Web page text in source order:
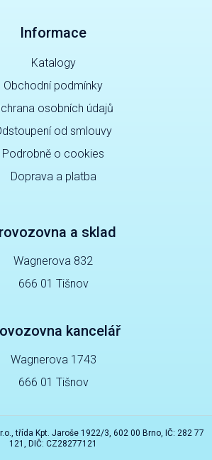
Informace
Katalogy
Obchodní podmínky
osobních údajů
od smlouvy
Podrobně o cookies
Doprava a platba
a sklad
Wagnerova 832
666 01 Tišnov
kancelář
Wagnerova 1743
666 01 Tišnov
třída Kpt. Jaroše 1922/3, 602 00 Brno, IČ: 282 77
121, DIČ: CZ28277121